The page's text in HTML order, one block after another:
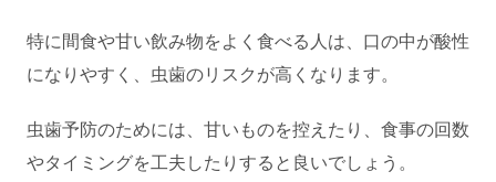
特に間食や甘い飲み物をよく食べる人は、口の中が酸性
になりやすく、虫歯のリスクが高くなります。
虫歯予防のためには、甘いものを控えたり、食事の回数
やタイミングを工夫したりすると良いでしょう。